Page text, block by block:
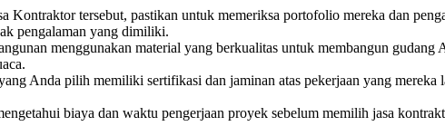
Kontraktor tersebut, pastikan untuk memeriksa portofolio mereka dan
pengalaman yang dimiliki.
menggunakan material yang berkualitas untuk membangun
Anda pilih memiliki sertifikasi dan jaminan atas pekerjaan yang
biaya dan waktu pengerjaan proyek sebelum memilih jasa